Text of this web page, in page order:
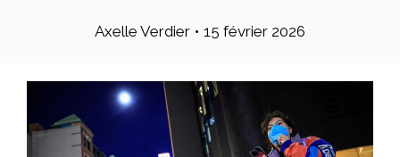
Axelle Verdier • 15 février 2026